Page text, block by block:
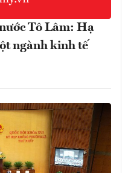
Tô Lâm: Hạ
ngành kinh tế